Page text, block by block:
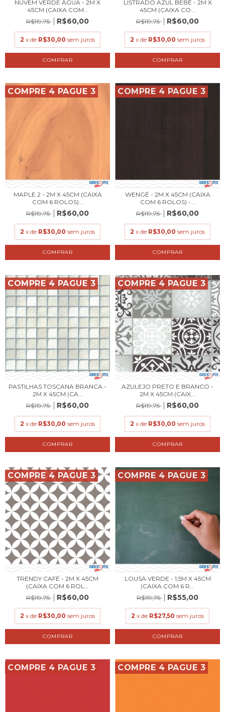
NUVEM VERDE ÁGUA - 2M X
45CM (CAIXA COM...
R$119,75
R$60,00
2 x de R$30,00 sem juros
LISTRADO AZUL BEBÊ - 2M X
45CM (CAIXA CO...
R$119,75
R$60,00
2 x de R$30,00 sem juros
COMPRE 4 PAGUE 3
MAPLE 2 - 2M X 45CM (CAIXA
COM 6 ROLOS)...
R$119,75
R$60,00
2 x de R$30,00 sem juros
COMPRE 4 PAGUE 3
WENGÉ - 2M X 45CM (CAIXA
COM 6 ROLOS) -...
R$119,75
R$60,00
2 x de R$30,00 sem juros
COMPRE 4 PAGUE 3
PASTILHAS TOSCANA BRANCA -
2M X 45CM (CA...
R$119,75
R$60,00
2 x de R$30,00 sem juros
COMPRE 4 PAGUE 3
AZULEJO PRETO E BRANCO -
2M X 45CM (CAIX...
R$119,75
R$60,00
2 x de R$30,00 sem juros
COMPRE 4 PAGUE 3
TRENDY CAFÉ - 2M X 45CM
(CAIXA COM 6 ROL...
R$119,75
R$60,00
2 x de R$30,00 sem juros
COMPRE 4 PAGUE 3
LOUSA VERDE - 1,5M X 45CM
(CAIXA COM 6 R...
R$119,75
R$55,00
2 x de R$27,50 sem juros
COMPRE 4 PAGUE 3 COMPRE 4 PAGUE 3